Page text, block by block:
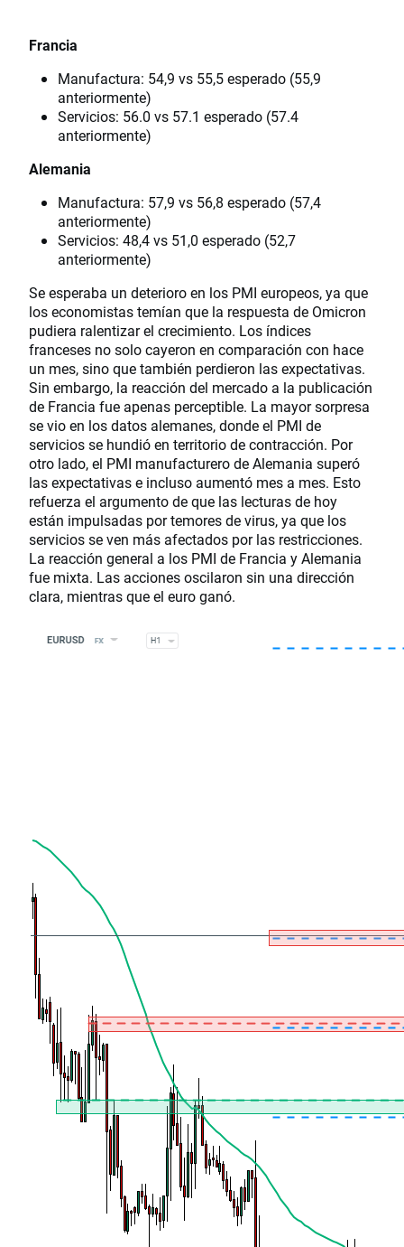
Francia
Manufactura: 54,9 vs 55,5 esperado (55,9
anteriormente)
Servicios: 56.0 vs 57.1 esperado (57.4
anteriormente)
Alemania
Manufactura: 57,9 vs 56,8 esperado (57,4
anteriormente)
Servicios: 48,4 vs 51,0 esperado (52,7
anteriormente)
Se esperaba un deterioro en los PMI europeos, ya que
los economistas temían que la respuesta de Omicron
pudiera ralentizar el crecimiento. Los índices
franceses no solo cayeron en comparación con hace
un mes, sino que también perdieron las expectativas.
Sin embargo, la reacción del mercado a la publicación
de Francia fue apenas perceptible. La mayor sorpresa
se vio en los datos alemanes, donde el PMI de
servicios se hundió en territorio de contracción. Por
otro lado, el PMI manufacturero de Alemania superó
las expectativas e incluso aumentó mes a mes. Esto
refuerza el argumento de que las lecturas de hoy
están impulsadas por temores de virus, ya que los
servicios se ven más afectados por las restricciones.
La reacción general a los PMI de Francia y Alemania
fue mixta. Las acciones oscilaron sin una dirección
clara, mientras que el euro ganó.